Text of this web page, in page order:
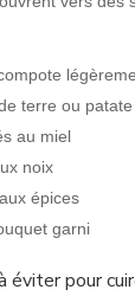
terre ou
au miel
noix
épices
garni
éviter pour